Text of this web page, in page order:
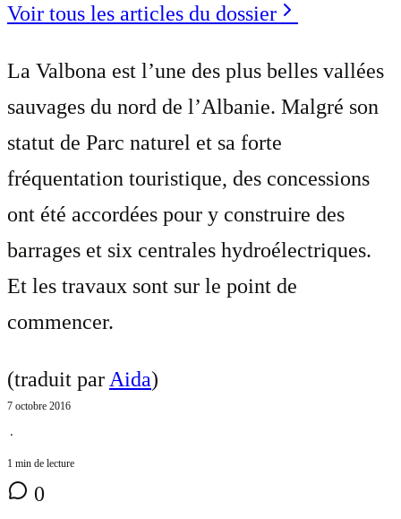
Voir tous les articles du dossier
La Valbona est l’une des plus belles vallées
sauvages du nord de l’Albanie. Malgré son
statut de Parc naturel et sa forte
fréquentation touristique, des concessions
ont été accordées pour y construire des
barrages et six centrales hydroélectriques.
Et les travaux sont sur le point de
commencer.
(traduit par Aida)
7 octobre 2016
⋅
1 min de lecture
0